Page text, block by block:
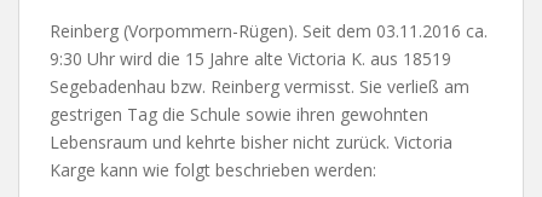
Reinberg (Vorpommern-Rügen). Seit dem 03.11.2016 ca.
9:30 Uhr wird die 15 Jahre alte Victoria K. aus 18519
Segebadenhau bzw. Reinberg vermisst. Sie verließ am
gestrigen Tag die Schule sowie ihren gewohnten
Lebensraum und kehrte bisher nicht zurück. Victoria
Karge kann wie folgt beschrieben werden: